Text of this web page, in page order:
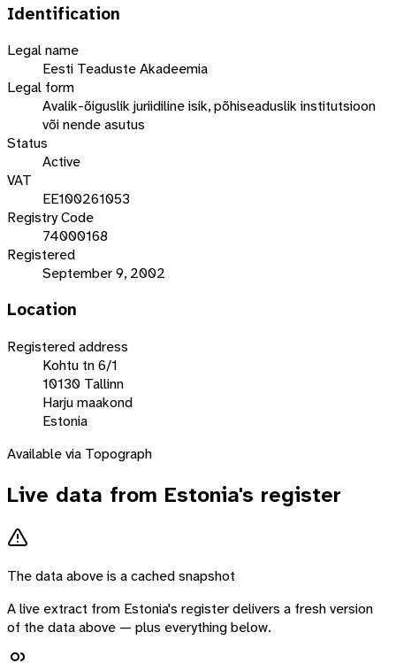
Identification
Legal name
Eesti Teaduste Akadeemia
Legal form
Avalik-õiguslik juriidiline isik, põhiseaduslik institutsioon
või nende asutus
Status
Active
VAT
EE100261053
Registry Code
74000168
Registered
September 9, 2002
Location
Registered address
Kohtu tn 6/1
10130 Tallinn
Harju maakond
Estonia
Available via Topograph
Live data from Estonia's register
The data above is a cached snapshot
A live extract from Estonia's register delivers a fresh version
of the data above — plus everything below.